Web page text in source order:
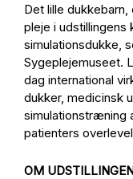
Det lille
pleje i udstillingens
simulationsdukke,
Sygeplejemuseet.
dag international
dukker, medicinsk
simulationstræning
patienters
OM